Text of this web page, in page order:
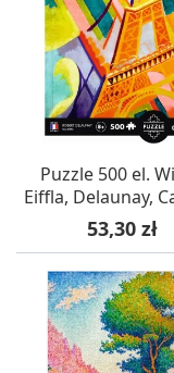
Puzzle 500 el.
Eiffla, Delaunay,
Cena
53,30 zł